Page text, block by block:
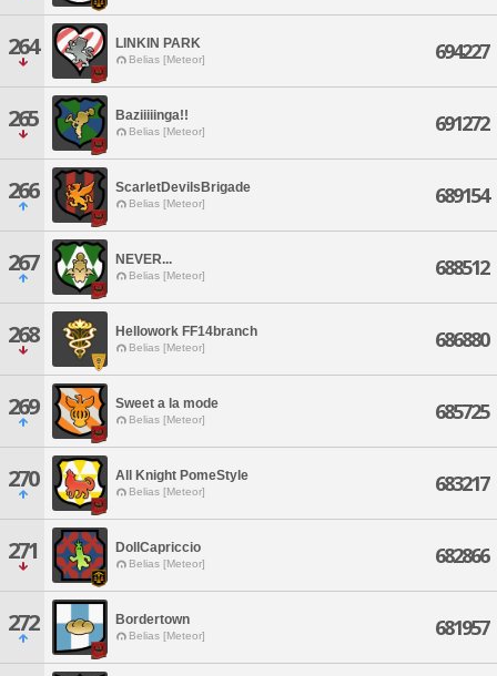
264 LINKIN PARK
Belias [Meteor] 694227
265 Baziiiiinga!!
Belias [Meteor] 691272
266 ScarletDevilsBrigade
Belias [Meteor] 689154
267 NEVER...
Belias [Meteor] 688512
268 Hellowork FF14branch
Belias [Meteor] 686880
269 Sweet a la mode
Belias [Meteor] 685725
270 All Knight PomeStyle
Belias [Meteor] 683217
271 DollCapriccio
Belias [Meteor] 682866
272 Bordertown
Belias [Meteor] 681957